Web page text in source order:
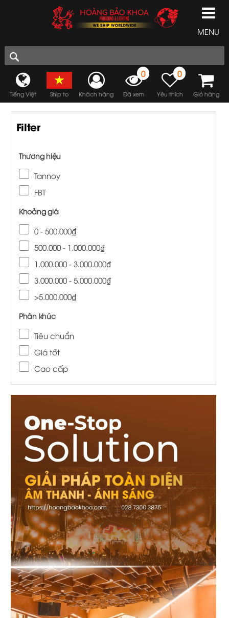
MENU
Tiếng Việt Ship to Khách hàng
0
Đã xem
0
Yêu thích Giỏ hàng
Filter
Thương hiệu
Tannoy
FBT
Khoảng giá
0 - 500.000₫
500.000 - 1.000.000₫
1.000.000 - 3.000.000₫
3.000.000 - 5.000.000₫
>5.000.000₫
Phân khúc
Tiêu chuẩn
Giá tốt
Cao cấp